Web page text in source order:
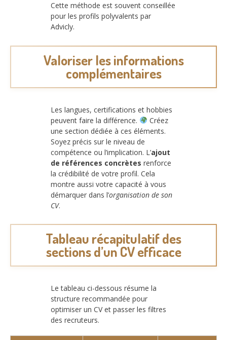
Cette méthode est souvent conseillée
pour les profils polyvalents par
Advicly.
Valoriser les informations
complémentaires
Les langues, certifications et hobbies
peuvent faire la différence.
Créez
une section dédiée à ces éléments.
Soyez précis sur le niveau de
compétence ou l’implication. L’ajout
de références concrètes renforce
la crédibilité de votre profil. Cela
montre aussi votre capacité à vous
démarquer dans l’organisation de son
CV.
Tableau récapitulatif des
sections d’un CV efficace
Le tableau ci-dessous résume la
structure recommandée pour
optimiser un CV et passer les filtres
des recruteurs.